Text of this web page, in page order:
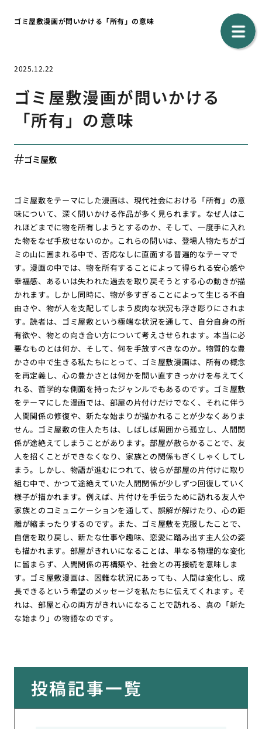
ゴミ屋敷漫画が問いかける「所有」の意味
2025.12.22
ゴミ屋敷漫画が問いかける
「所有」の意味
ゴミ屋敷
ゴミ屋敷をテーマにした漫画は、現代社会における「所有」の意
味について、深く問いかける作品が多く見られます。なぜ人はこ
れほどまでに物を所有しようとするのか、そして、一度手に入れ
た物をなぜ手放せないのか。これらの問いは、登場人物たちがゴ
ミの山に囲まれる中で、否応なしに直面する普遍的なテーマで
す。漫画の中では、物を所有することによって得られる安心感や
幸福感、あるいは失われた過去を取り戻そうとする心の動きが描
かれます。しかし同時に、物が多すぎることによって生じる不自
由さや、物が人を支配してしまう皮肉な状況も浮き彫りにされま
す。読者は、ゴミ屋敷という極端な状況を通して、自分自身の所
有欲や、物との向き合い方について考えさせられます。本当に必
要なものとは何か、そして、何を手放すべきなのか。物質的な豊
かさの中で生きる私たちにとって、ゴミ屋敷漫画は、所有の概念
を再定義し、心の豊かさとは何かを問い直すきっかけを与えてく
れる、哲学的な側面を持ったジャンルでもあるのです。ゴミ屋敷
をテーマにした漫画では、部屋の片付けだけでなく、それに伴う
人間関係の修復や、新たな始まりが描かれることが少なくありま
せん。ゴミ屋敷の住人たちは、しばしば周囲から孤立し、人間関
係が途絶えてしまうことがあります。部屋が散らかることで、友
人を招くことができなくなり、家族との関係もぎくしゃくしてし
まう。しかし、物語が進むにつれて、彼らが部屋の片付けに取り
組む中で、かつて途絶えていた人間関係が少しずつ回復していく
様子が描かれます。例えば、片付けを手伝うために訪れる友人や
家族とのコミュニケーションを通して、誤解が解けたり、心の距
離が縮まったりするのです。また、ゴミ屋敷を克服したことで、
自信を取り戻し、新たな仕事や趣味、恋愛に踏み出す主人公の姿
も描かれます。部屋がきれいになることは、単なる物理的な変化
に留まらず、人間関係の再構築や、社会との再接続を意味しま
す。ゴミ屋敷漫画は、困難な状況にあっても、人間は変化し、成
長できるという希望のメッセージを私たちに伝えてくれます。そ
れは、部屋と心の両方がきれいになることで訪れる、真の「新た
な始まり」の物語なのです。
投稿記事一覧